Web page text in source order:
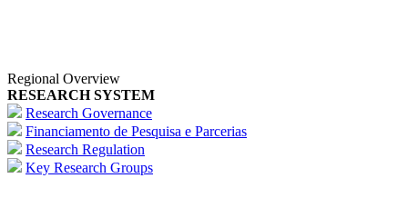
Regional Overview
RESEARCH SYSTEM
Research Governance
Financiamento de Pesquisa e Parcerias
Research Regulation
Key Research Groups